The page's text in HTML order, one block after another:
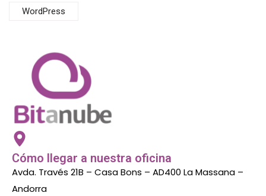
WordPress
Cómo llegar a nuestra oficina
Avda. Través 21B – Casa Bons – AD400 La Massana –
Andorra